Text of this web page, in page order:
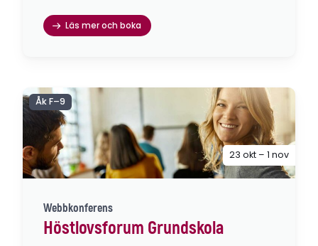
Läs mer och boka
Webbkonferens
Höstlovsforum Grundskola
Åk F–9
23 okt – 1 nov